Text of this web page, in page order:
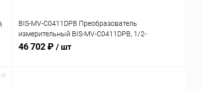
BIS-MV-C0411DPB Преобразователь
измерительный BIS-MV-C0411DPB, 1/2-
канальный (0…200 мВ)
46 702 ₽ / шт